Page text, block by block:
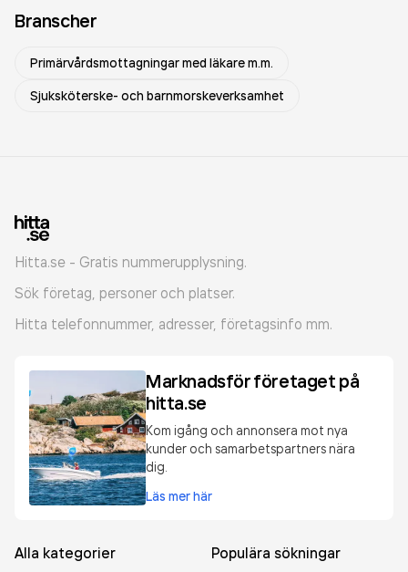
Branscher
Primärvårdsmottagningar med läkare m.m.
Sjuksköterske- och barnmorskeverksamhet
Hitta.se - Gratis nummerupplysning.
Sök företag, personer och platser.
Hitta telefonnummer, adresser, företagsinfo mm.
Marknadsför företaget på
hitta.se
Kom igång och annonsera mot nya
kunder och samarbetspartners nära
dig.
Läs mer här
Alla kategorier Populära sökningar